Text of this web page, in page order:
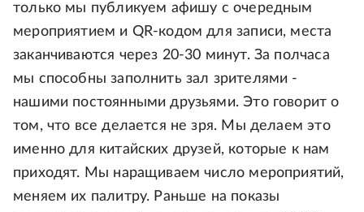
только мы публикуем афишу с очередным
мероприятием и QR-кодом для записи, места
заканчиваются через 20-30 минут. За полчаса
мы способны заполнить зал зрителями -
нашими постоянными друзьями. Это говорит о
том, что все делается не зря. Мы делаем это
именно для китайских друзей, которые к нам
приходят. Мы наращиваем число мероприятий,
меняем их палитру. Раньше на показы